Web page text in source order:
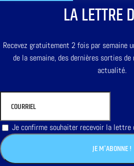
LA LETTRE
Recevez gratuitement 2 fois par semaine
de la semaine, des dernières sorties
actualité.
Je confirme souhaiter recevoir la